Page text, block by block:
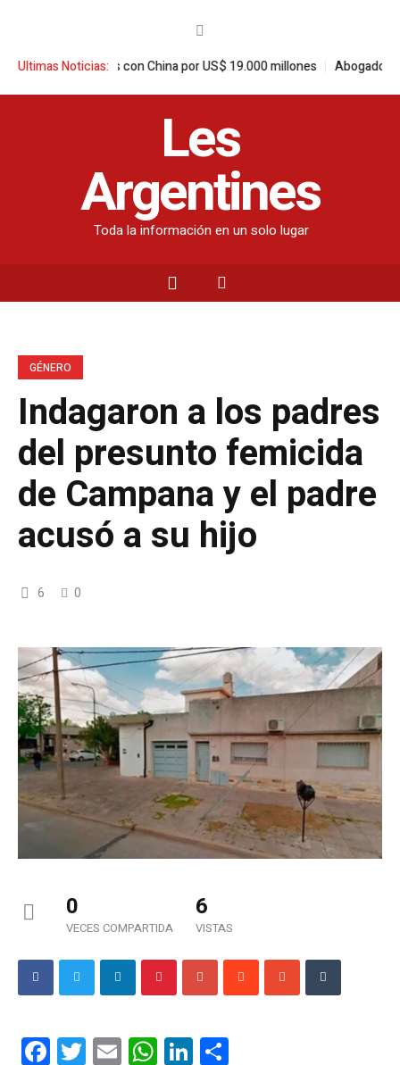
Ultimas Noticias:
monedas con China por US$ 19.000 millones Abogado de
Les
Argentines
Toda la información en un solo lugar
GÉNERO
Indagaron a los padres
del presunto femicida
de Campana y el padre
acusó a su hijo
6 0
0
VECES COMPARTIDA
6
VISTAS
FacebookTwitterEmail WhatsAppLinkedIn